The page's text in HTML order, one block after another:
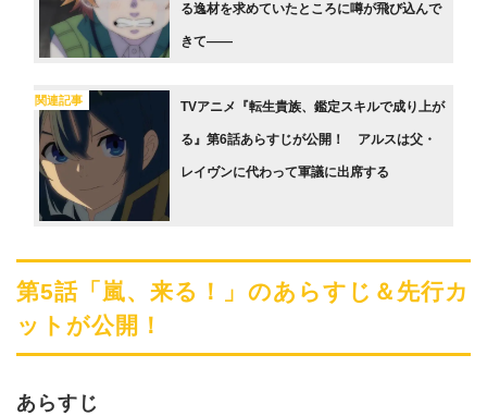
る逸材を求めていたところに噂が飛び込んで
きて――
関連記事 TVアニメ『転生貴族、鑑定スキルで成り上が
る』第6話あらすじが公開！ アルスは父・
レイヴンに代わって軍議に出席する
第5話「嵐、来る！」のあらすじ＆先行カ
ットが公開！
あらすじ